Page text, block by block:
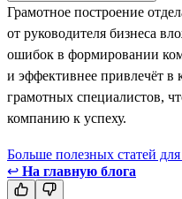
Грамотное построение
от руководителя бизнеса
ошибок в формировании
и эффективнее привлечёт
грамотных специалистов,
компанию к успеху.
Больше полезных статей
↩ На главную блога